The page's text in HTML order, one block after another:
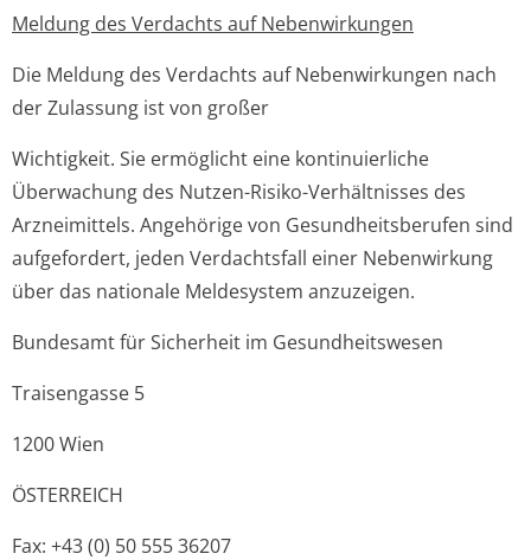
Meldung des Verdachts auf Nebenwirkungen
Die Meldung des Verdachts auf Nebenwirkungen nach
der Zulassung ist von großer
Wichtigkeit. Sie ermöglicht eine kontinuierliche
Überwachung des Nutzen-Risiko-Verhältnisses des
Arzneimittels. Angehörige von Gesundheitsberufen sind
aufgefordert, jeden Verdachtsfall einer Nebenwirkung
über das nationale Meldesystem anzuzeigen.
Bundesamt für Sicherheit im Gesundheitswesen
Traisengasse 5
1200 Wien
ÖSTERREICH
Fax: +43 (0) 50 555 36207